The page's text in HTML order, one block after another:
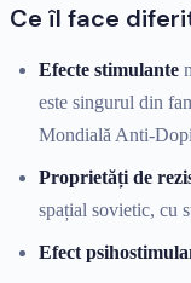
Ce îl face
Efecte stimulante
este singurul din
Mondială Anti-
Proprietăți de
spațial sovietic, cu
Efect